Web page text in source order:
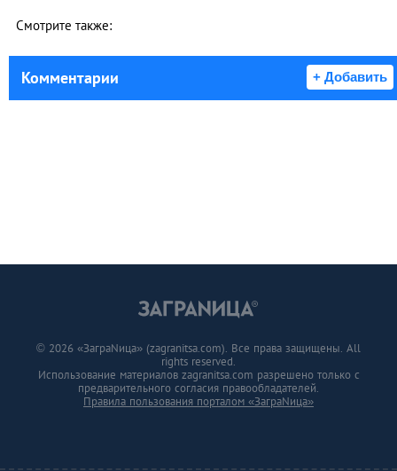
Смотрите также:
Комментарии + Добавить
© 2026 «ЗаграNица» (zagranitsa.com). Все права защищены. All
rights reserved.
Использование материалов zagranitsa.com разрешено только с
предварительного согласия правообладателей.
Правила пользования порталом «ЗаграNица»